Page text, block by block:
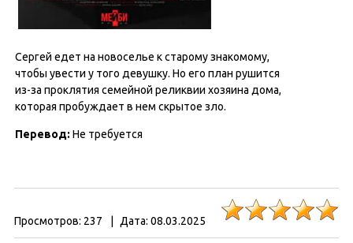
Сергей едет на новоселье к старому знакомому,
чтобы увести у того девушку. Но его план рушится
из-за проклятия семейной реликвии хозяина дома,
которая пробуждает в нем скрытое зло.
Перевод: Не требуется
Просмотров: 237 Дата: 08.03.2025